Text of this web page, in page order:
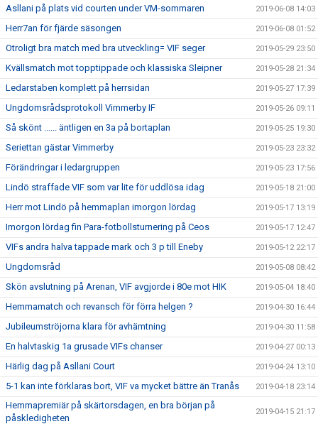
Asllani på plats vid courten under VM-sommaren 2019-06-08 14:03
Herr7an för fjärde säsongen 2019-06-08 01:52
Otroligt bra match med bra utveckling= VIF seger 2019-05-29 23:50
Kvällsmatch mot topptippade och klassiska Sleipner 2019-05-28 21:34
Ledarstaben komplett på herrsidan 2019-05-27 17:39
Ungdomsrådsprotokoll Vimmerby IF 2019-05-26 09:11
Så skönt ...... äntligen en 3a på bortaplan 2019-05-25 19:30
Seriettan gästar Vimmerby 2019-05-23 23:32
Förändringar i ledargruppen 2019-05-23 17:56
Lindö straffade VIF som var lite för uddlösa idag 2019-05-18 21:00
Herr mot Lindö på hemmaplan imorgon lördag 2019-05-17 13:19
Imorgon lördag fin Para-fotbollsturnering på Ceos 2019-05-17 12:47
VIFs andra halva tappade mark och 3 p till Eneby 2019-05-12 22:17
Ungdomsråd 2019-05-08 08:42
Skön avslutning på Arenan, VIF avgjorde i 80e mot HIK 2019-05-04 18:40
Hemmamatch och revansch för förra helgen ? 2019-04-30 16:44
Jubileumströjorna klara för avhämtning 2019-04-30 11:58
En halvtaskig 1a grusade VIFs chanser 2019-04-27 00:13
Härlig dag på Asllani Court 2019-04-24 13:10
5-1 kan inte förklaras bort, VIF va mycket bättre än Tranås 2019-04-18 23:14
Hemmapremiär på skärtorsdagen, en bra början på
påskledigheten
2019-04-15 21:17